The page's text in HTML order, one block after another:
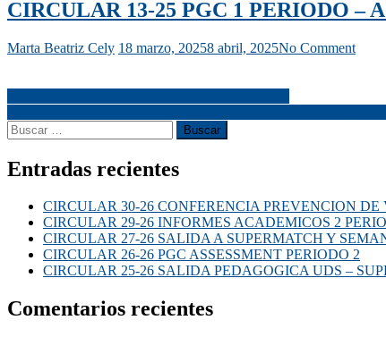
CIRCULAR 13-25 PGC 1 PERIODO –
Marta Beatriz Cely 18 marzo, 20258 abril, 2025No Comment
Entradas recientes
CIRCULAR 30-26 CONFERENCIA PREVENCION
CIRCULAR 29-26 INFORMES ACADEMICOS 2
CIRCULAR 27-26 SALIDA A SUPERMATCH Y
CIRCULAR 26-26 PGC ASSESSMENT PERIODO 2
CIRCULAR 25-26 SALIDA PEDAGOGICA UDS –
Comentarios recientes